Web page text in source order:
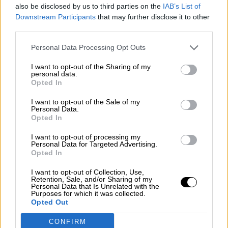
also be disclosed by us to third parties on the IAB’s List of
Downstream Participants that may further disclose it to other
Personal Data Processing Opt Outs
I want to opt-out of the Sharing of my
personal data.
Opted In
I want to opt-out of the Sale of my
Personal Data.
Opted In
I want to opt-out of processing my
Personal Data for Targeted Advertising.
Opted In
I want to opt-out of Collection, Use,
Retention, Sale, and/or Sharing of my
Personal Data that Is Unrelated with the
Purposes for which it was collected.
Opted Out
CONFIRM
para prevenir y gestionar futuras
OPINIONES DIVERSAS
¿La ciudadanía de Occidente
es consciente del riesgo de
Por
Álvaro Frutos Rosado y Gabinete
Geopolítica de Crisis
Suelta y confía
Por María Comesaña
Votantes y votados